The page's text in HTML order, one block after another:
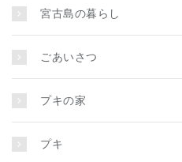
宮古島の暮らし
ごあいさつ
プキの家
プキ